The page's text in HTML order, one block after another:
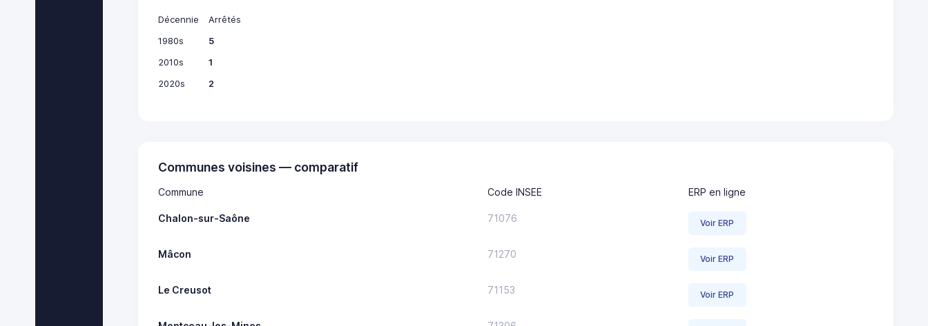
Décennie
Arrêtés
1980s
5
2010s
1
2020s
2
Communes voisines — comparatif
Commune Code INSEE ERP en ligne
Chalon-sur-Saône 71076 Voir ERP
Mâcon 71270 Voir ERP
Le Creusot 71153 Voir ERP